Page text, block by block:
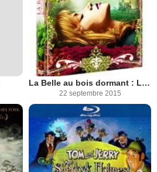
La Belle au bois dormant : La malédiction
22 septembre 2015